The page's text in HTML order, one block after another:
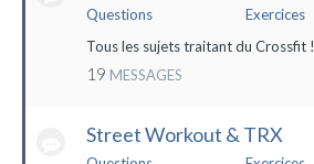
Questions
Exercices
Tous les sujets traitant du Crossfit !
19 MESSAGES
Street Workout & TRX